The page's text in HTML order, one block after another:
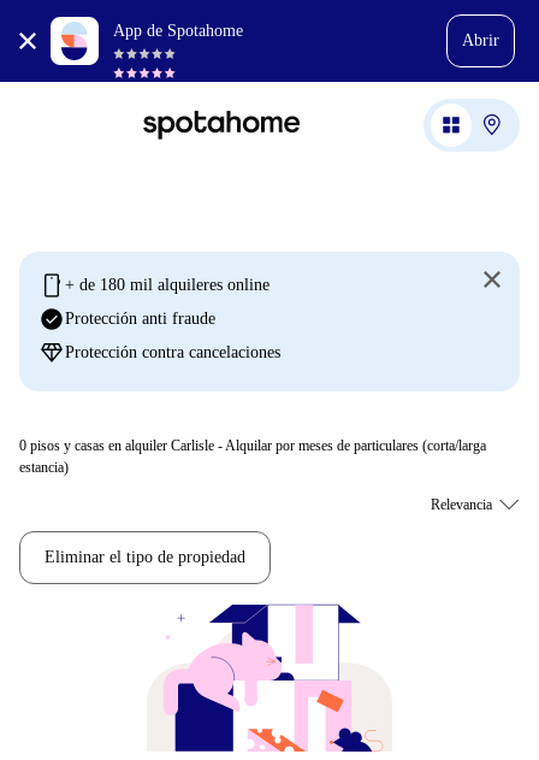
App de Spotahome
Abrir
mobile + de 180 mil alquileres online
check_circleProtección anti fraude
diamondProtección contra cancelaciones
0 pisos y casas en alquiler Carlisle - Alquilar por meses de particulares (corta/larga
estancia)
Eliminar el tipo de propiedad